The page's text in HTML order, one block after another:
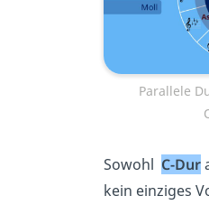
Parallele
Sowohl C-Dur
kein einziges